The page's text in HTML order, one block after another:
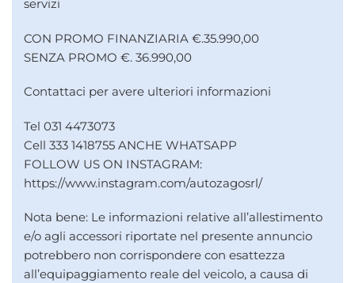
servizi
CON PROMO FINANZIARIA €.35.990,00
SENZA PROMO €. 36.990,00
Contattaci per avere ulteriori informazioni
Tel 031 4473073
Cell 333 1418755 ANCHE WHATSAPP
FOLLOW US ON INSTAGRAM:
https://www.instagram.com/autozagosrl/
Nota bene: Le informazioni relative all’allestimento
e/o agli accessori riportate nel presente annuncio
potrebbero non corrispondere con esattezza
all’equipaggiamento reale del veicolo, a causa di